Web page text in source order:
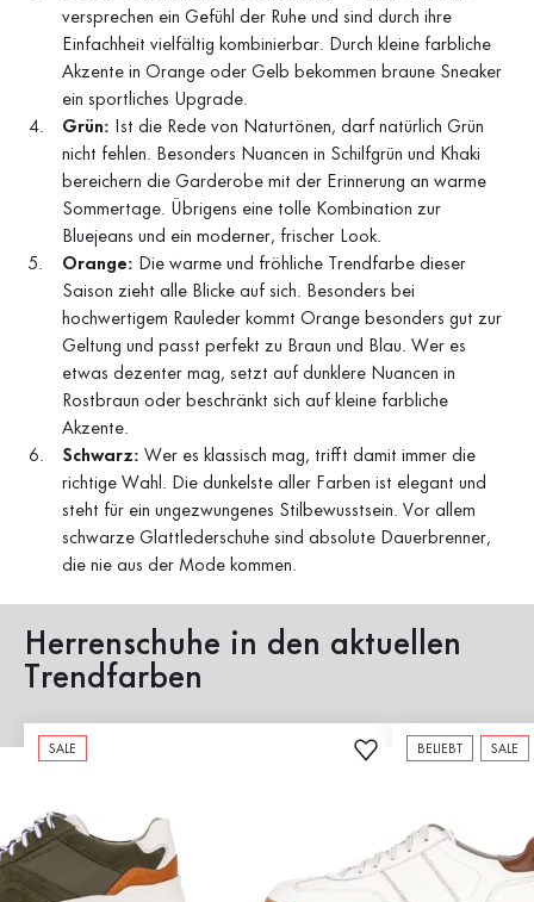
versprechen ein Gefühl der Ruhe und sind durch ihre
Einfachheit vielfältig kombinierbar. Durch kleine farbliche
Akzente in Orange oder Gelb bekommen braune Sneaker
ein sportliches Upgrade.
Grün: Ist die Rede von Naturtönen, darf natürlich Grün
nicht fehlen. Besonders Nuancen in Schilfgrün und Khaki
bereichern die Garderobe mit der Erinnerung an warme
Sommertage. Übrigens eine tolle Kombination zur
Bluejeans und ein moderner, frischer Look.
Orange: Die warme und fröhliche Trendfarbe dieser
Saison zieht alle Blicke auf sich. Besonders bei
hochwertigem Rauleder kommt Orange besonders gut zur
Geltung und passt perfekt zu Braun und Blau. Wer es
etwas dezenter mag, setzt auf dunklere Nuancen in
Rostbraun oder beschränkt sich auf kleine farbliche
Akzente.
Schwarz: Wer es klassisch mag, trifft damit immer die
richtige Wahl. Die dunkelste aller Farben ist elegant und
steht für ein ungezwungenes Stilbewusstsein. Vor allem
schwarze Glattlederschuhe sind absolute Dauerbrenner,
die nie aus der Mode kommen.
Herrenschuhe in den aktuellen
Trendfarben
SALE BELIEBT SALE